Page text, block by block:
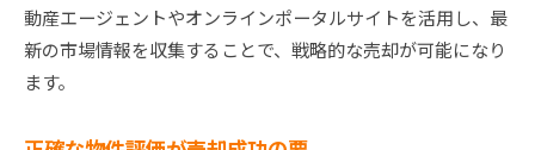
地元の歴史と文化を売却戦略に組み込む
交通アクセスの良さを強調する
動産エージェントやオンラインポータルサイトを活用し、最
新の市場情報を収集することで、戦略的な売却が可能になり
ます。